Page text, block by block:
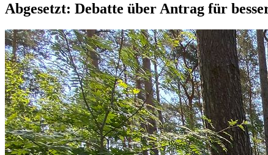
Abgesetzt: Debatte über Antrag für